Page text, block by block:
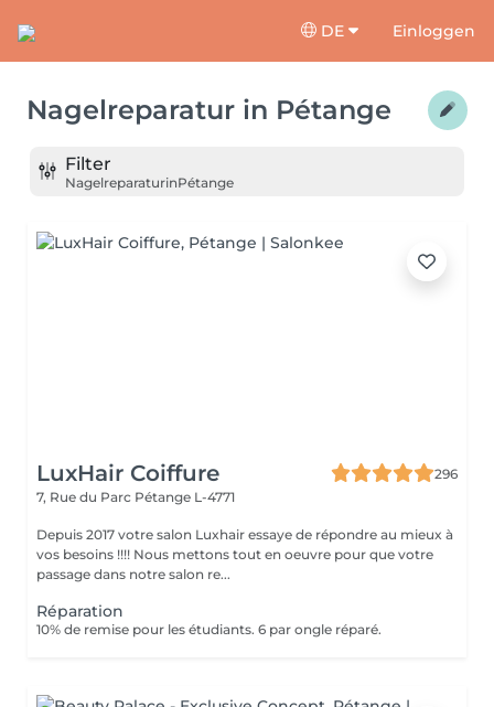
DE Einloggen
Nagelreparatur in Pétange
Filter
NagelreparaturinPétange
LuxHair Coiffure
296
7, Rue du Parc Pétange L-4771
Depuis 2017 votre salon Luxhair essaye de répondre au mieux à
vos besoins !!!! Nous mettons tout en oeuvre pour que votre
passage dans notre salon re...
Réparation
10% de remise pour les étudiants. 6 par ongle réparé.